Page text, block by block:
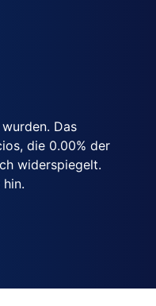
Das
die 0.00% der
widerspiegelt.